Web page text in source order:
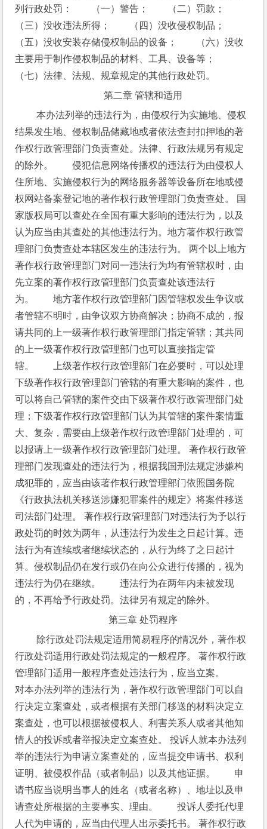
列行政处罚：　　（一）警告；　　（二）罚款；
（三）没收违法所得；　　（四）没收侵权制品；
（五）没收安装存储侵权制品的设备；　　（六）没收
主要用于制作侵权制品的材料、工具、设备等；
（七）法律、法规、规章规定的其他行政处罚。
第二章 管辖和适用
本办法列举的违法行为，由侵权行为实施地、侵权
结果发生地、侵权制品储藏地或者依法查封扣押地的著
作权行政管理部门负责查处。法律、行政法规另有规定
的除外。　　侵犯信息网络传播权的违法行为由侵权人
住所地、实施侵权行为的网络服务器等设备所在地或侵
权网站备案登记地的著作权行政管理部门负责查处。 国
家版权局可以查处在全国有重大影响的违法行为，以及
认为应当由其查处的其他违法行为。地方著作权行政管
理部门负责查处本辖区发生的违法行为。 两个以上地方
著作权行政管理部门对同一违法行为均有管辖权时，由
先立案的著作权行政管理部门负责查处该违法行
为。　　地方著作权行政管理部门因管辖权发生争议或
者管辖不明时，由争议双方协商解决；协商不成的，报
请共同的上一级著作权行政管理部门指定管辖；其共同
的上一级著作权行政管理部门也可以直接指定管
辖。　　上级著作权行政管理部门在必要时，可以处理
下级著作权行政管理部门管辖的有重大影响的案件，也
可以将自己管辖的案件交由下级著作权行政管理部门处
理；下级著作权行政管理部门认为其管辖的案件案情重
大、复杂，需要由上级著作权行政管理部门处理的，可
以报请上一级著作权行政管理部门处理。 著作权行政管
理部门发现查处的违法行为，根据我国刑法规定涉嫌构
成犯罪的，应当由该著作权行政管理部门依照国务院
《行政执法机关移送涉嫌犯罪案件的规定》将案件移送
司法部门处理。 著作权行政管理部门对违法行为予以行
政处罚的时效为两年，从违法行为发生之日起计算。违
法行为有连续或者继续状态的，从行为终了之日起计
算。侵权制品仍在发行或仍在向公众进行传播的，视为
违法行为仍在继续。　　违法行为在两年内未被发现
的，不再给予行政处罚。法律另有规定的除外。
第三章 处罚程序
行政处罚适用行政处罚法规定的一般程序。 著作权行政
管理部门适用一般程序查处违法行为，应当立案。
对本办法列举的违法行为，著作权行政管理部门可以自
行决定立案查处，或者根据有关部门移送的材料决定立
案查处，也可以根据被侵权人、利害关系人或者其他知
情人的投诉或者举报决定立案查处。 投诉人就本办法列
举的违法行为申请立案查处的，应当提交申请书、权利
证明、被侵权作品（或者制品）以及其他证据。　　申
请书应当说明当事人的姓名（或者名称）、地址以及申
请查处所根据的主要事实、理由。　　投诉人委托代理
人代为申请的，应当由代理人出示委托书。 著作权行政